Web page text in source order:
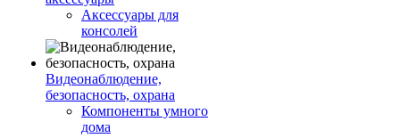
Аксессуары для
консолей
Видеонаблюдение,
безопасность, охрана
Компоненты умного
дома